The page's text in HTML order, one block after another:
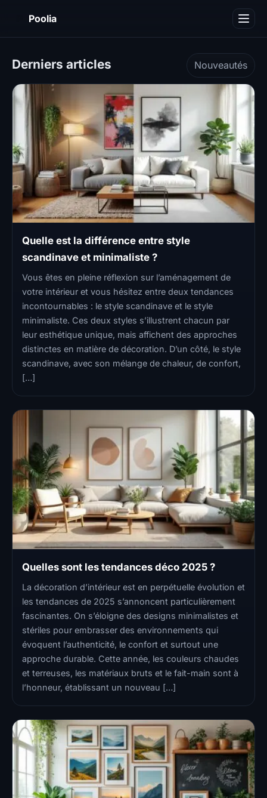
Poolia
Immobilier
Maison
Piscine
Travaux
Divers
Derniers articles Nouveautés
Quelle est la différence entre style
scandinave et minimaliste ?
Vous êtes en pleine réflexion sur l’aménagement de
votre intérieur et vous hésitez entre deux tendances
incontournables : le style scandinave et le style
minimaliste. Ces deux styles s’illustrent chacun par
leur esthétique unique, mais affichent des approches
distinctes en matière de décoration. D’un côté, le style
scandinave, avec son mélange de chaleur, de confort,
[…]
Quelles sont les tendances déco 2025 ?
La décoration d’intérieur est en perpétuelle évolution et
les tendances de 2025 s’annoncent particulièrement
fascinantes. On s’éloigne des designs minimalistes et
stériles pour embrasser des environnements qui
évoquent l’authenticité, le confort et surtout une
approche durable. Cette année, les couleurs chaudes
et terreuses, les matériaux bruts et le fait-main sont à
l’honneur, établissant un nouveau […]